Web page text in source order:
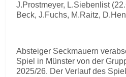
J.Prostmeyer, L.Siebenlist
Beck, J.Fuchs, M.Raitz,
Absteiger Seckmauern
Spiel in Münster von der
2025/26. Der Verlauf des